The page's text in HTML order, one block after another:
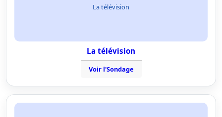
La télévision
La télévision
Voir l'Sondage